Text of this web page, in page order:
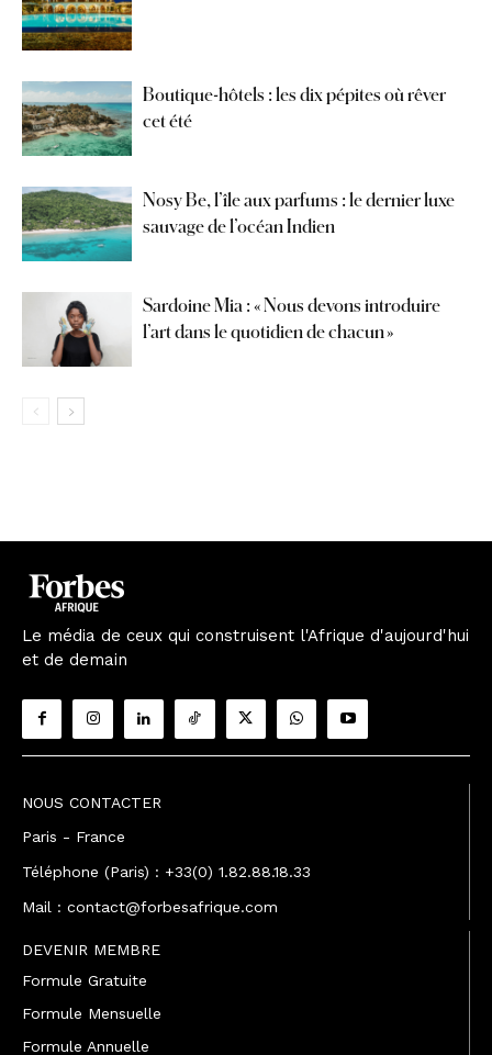
Boutique-hôtels : les dix pépites où rêver
cet été
Nosy Be, l’île aux parfums : le dernier luxe
sauvage de l’océan Indien
Sardoine Mia : « Nous devons introduire
l’art dans le quotidien de chacun »
Le média de ceux qui construisent l'Afrique d'aujourd'hui
et de demain
NOUS CONTACTER
Paris - France
Téléphone (Paris) : +33(0) 1.82.88.18.33
Mail : contact@forbesafrique.com
DEVENIR MEMBRE
Formule Gratuite
Formule Mensuelle
Formule Annuelle